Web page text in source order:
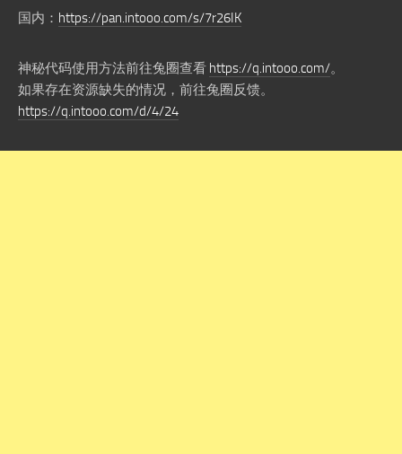
国内： https://pan.intooo.com/s/7r26IK
神秘代码使用方法前往兔圈查看 https://q.intooo.com/。
如果存在资源缺失的情况，前往兔圈反馈。
https://q.intooo.com/d/4/24